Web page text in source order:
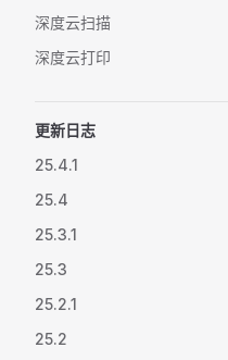
深度云扫描
深度云打印
更新日志
25.4.1
25.4
25.3.1
25.3
25.2.1
25.2